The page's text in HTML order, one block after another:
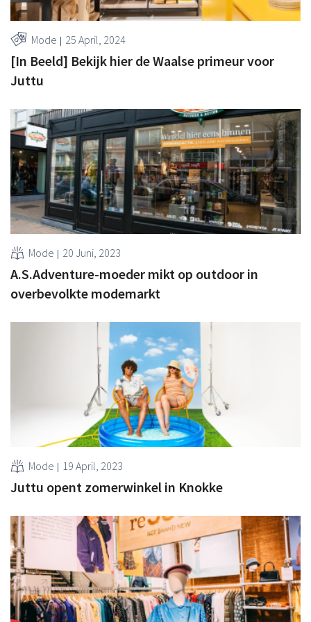
Mode 25 April, 2024
[In Beeld] Bekijk hier de Waalse primeur voor
Juttu
Mode 20 Juni, 2023
A.S.Adventure-moeder mikt op outdoor in
overbevolkte modemarkt
Mode 19 April, 2023
Juttu opent zomerwinkel in Knokke